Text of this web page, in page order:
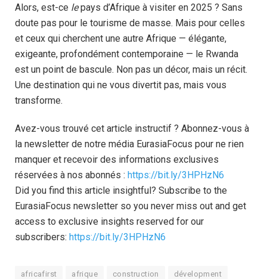
Alors, est-ce lepays d’Afrique à visiter en 2025 ? Sans
doute pas pour le tourisme de masse. Mais pour celles
et ceux qui cherchent une autre Afrique — élégante,
exigeante, profondément contemporaine — le Rwanda
est un point de bascule. Non pas un décor, mais un récit.
Une destination qui ne vous divertit pas, mais vous
transforme.
Avez-vous trouvé cet article instructif ? Abonnez-vous à
la newsletter de notre média EurasiaFocus pour ne rien
manquer et recevoir des informations exclusives
réservées à nos abonnés : https://bit.ly/3HPHzN6
Did you find this article insightful? Subscribe to the
EurasiaFocus newsletter so you never miss out and get
access to exclusive insights reserved for our
subscribers: https://bit.ly/3HPHzN6
africafirst afrique construction dévelopment